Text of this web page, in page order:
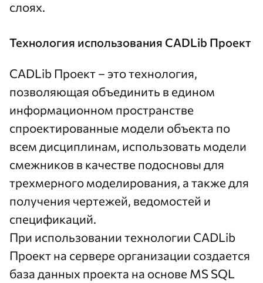
слоях.
Технология использования CADLib Проект
СADLib Проект – это технология,
позволяющая объединить в едином
информационном пространстве
спроектированные модели объекта по
всем дисциплинам, использовать модели
смежников в качестве подосновы для
трехмерного моделирования, а также для
получения чертежей, ведомостей и
спецификаций.
При использовании технологии CADLib
Проект на сервере организации создается
база данных проекта на основе MS SQL